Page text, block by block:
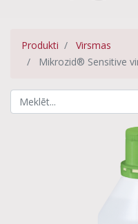
Produkti
Virsmas
Mikrozid® Sensitive